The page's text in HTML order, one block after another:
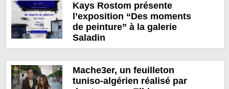
Kays Rostom présente
l’exposition “Des moments
de peinture” à la galerie
Saladin
Mache3er, un feuilleton
tuniso-algérien réalisé par